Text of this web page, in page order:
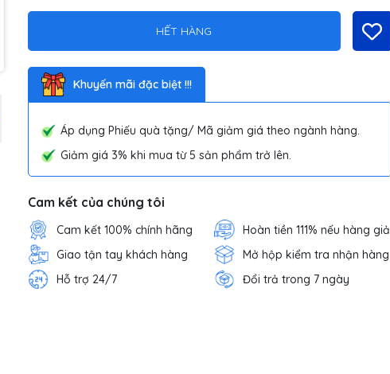
HẾT HÀNG
Khuyến mãi đặc biệt !!!
Áp dụng Phiếu quà tặng/ Mã giảm giá theo ngành hàng.
Giảm giá 3% khi mua từ 5 sản phẩm trở lên.
Cam kết của chúng tôi
Cam kết 100% chính hãng
Hoàn tiền 111% nếu hàng giả
Giao tận tay khách hàng
Mở hộp kiểm tra nhận hàng
Hỗ trợ 24/7
Đổi trả trong 7 ngày